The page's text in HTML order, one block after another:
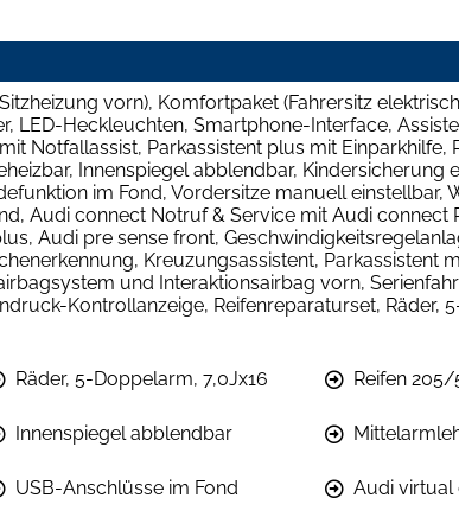
vorn), Komfortpaket (Fahrersitz
LED-Heckleuchten, Smartphone-Interface,
Notfallassist, Parkassistent plus mit Einparkhilfe,
Innenspiegel abblendbar, Kindersicherung
im Fond, Vordersitze manuell einstellbar,
Audi connect Notruf & Service mit Audi connect
Audi pre sense front,
Kreuzungsassistent, Parkassistent
und Interaktionsairbag vorn,
Kontrollanzeige, Reifenreparaturset, Räder,
Räder, 5-Doppelarm, 7,0Jx16 Reifen 205/
Innenspiegel abblendbar
USB-Anschlüsse im Fond Audi virtual